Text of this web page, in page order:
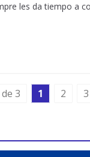
les da tiempo a
3 1 2 3